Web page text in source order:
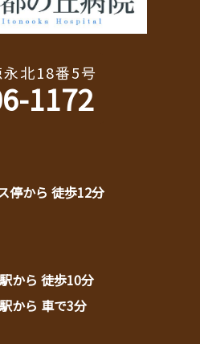
北18番5号
1172
停から 徒歩12分
から 徒歩10分
から 車で3分